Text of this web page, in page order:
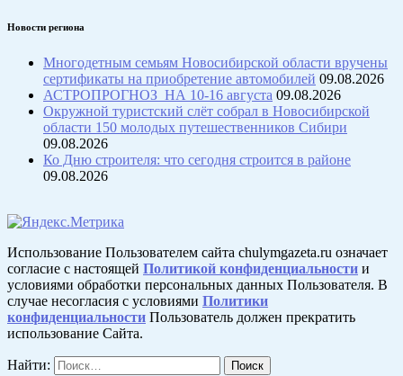
Новости региона
Многодетным семьям Новосибирской области вручены
сертификаты на приобретение автомобилей 09.08.2026
АСТРОПРОГНОЗ НА 10-16 августа 09.08.2026
Окружной туристский слёт собрал в Новосибирской
области 150 молодых путешественников Сибири
09.08.2026
Ко Дню строителя: что сегодня строится в районе
09.08.2026
Использование Пользователем сайта chulymgazeta.ru означает
согласие с настоящей Политикой конфиденциальности и
условиями обработки персональных данных Пользователя. В
случае несогласия с условиями Политики
конфиденциальности Пользователь должен прекратить
использование Сайта.
Найти: